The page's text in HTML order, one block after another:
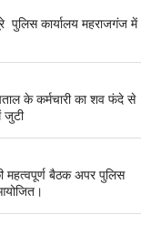
पुलिस कार्यालय महराजगंज में
के कर्मचारी का शव फंदे से
जुटी
महत्वपूर्ण बैठक अपर पुलिस